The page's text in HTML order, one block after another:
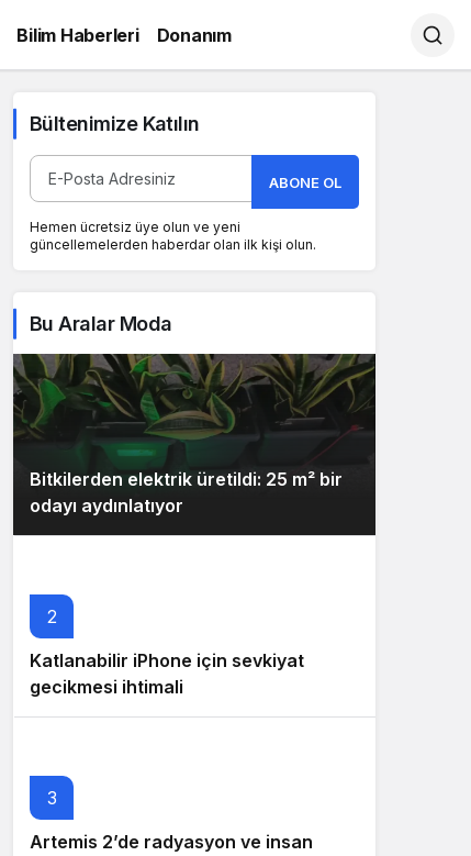
Bilim Haberleri Donanım
Bültenimize Katılın
ABONE OL
Hemen ücretsiz üye olun ve yeni
güncellemelerden haberdar olan ilk kişi olun.
Bu Aralar Moda
Bitkilerden elektrik üretildi: 25 m² bir
odayı aydınlatıyor
2
Katlanabilir iPhone için sevkiyat
gecikmesi ihtimali
3
Artemis 2’de radyasyon ve insan